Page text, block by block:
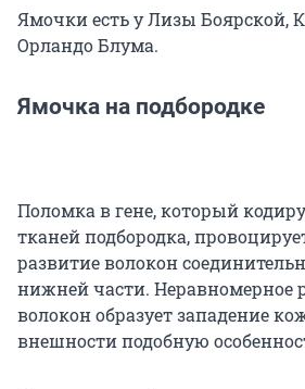
Ямочки есть у Лизы Боярской,
Орландо Блума.
Ямочка на подбородке
Поломка в гене, который
тканей подбородка,
развитие волокон
нижней части. Неравномерное
волокон образует западение
внешности подобную